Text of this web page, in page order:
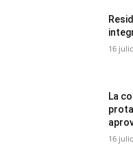
16
La
16